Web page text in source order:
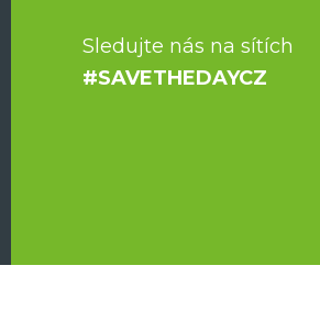
Sledujte nás na sítích
#SAVETHEDAYCZ